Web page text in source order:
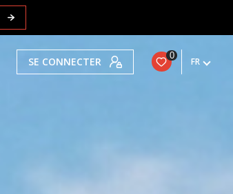
SE CONNECTER 0
FR